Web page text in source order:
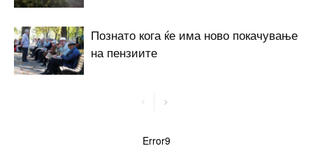
Познато кога ќе има ново покачување
на пензиите
Error9